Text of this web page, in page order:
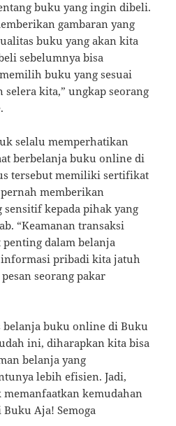
buku yang ingin dibeli.
gambaran yang
buku yang akan kita
sebelumnya bisa
buku yang sesuai
kita,” ungkap seorang
selalu memperhatikan
berbelanja buku online di
tersebut memiliki sertifikat
memberikan
kepada pihak yang
“Keamanan transaksi
penting dalam belanja
pribadi kita jatuh
seorang pakar
belanja buku online di Buku
ini, diharapkan kita bisa
belanja yang
lebih efisien. Jadi,
kemudahan
Aja! Semoga